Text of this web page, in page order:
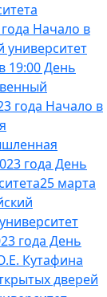
Начало в
университет
19:00 День
года Начало в
года День
25 марта
года День
Кутафина
дверей